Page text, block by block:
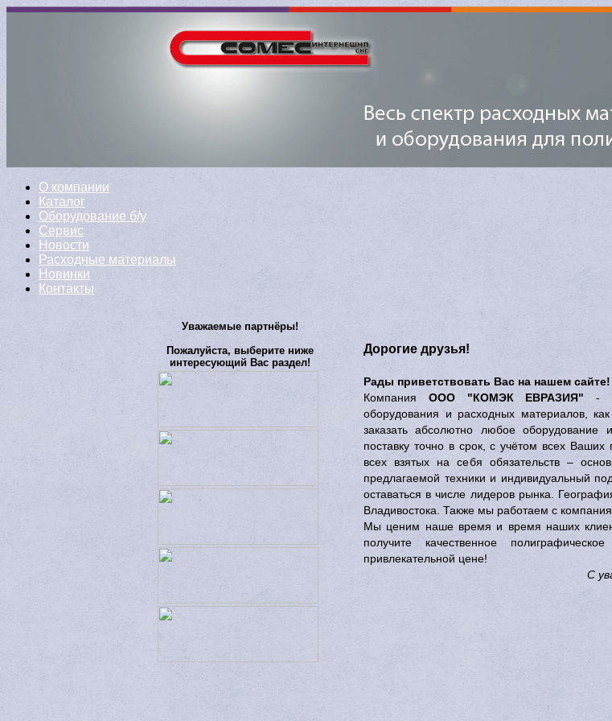
О компании
Каталог
Оборудование б/у
Сервис
Новости
Расходные материалы
Новинки
Контакты
Уважаемые партнёры!
Пожалуйста, выберите ниже
интересующий Вас раздел!
Дорогие друзья!
Рады приветствовать Вас на нашем сайте!
Компания ООО "КОМЭК ЕВРАЗИЯ" -
оборудования и расходных материалов,
заказать абсолютно любое
поставку точно в срок, с учётом всех
всех взятых на себя обязательств –
предлагаемой техники и индивидуальный
оставаться в числе лидеров рынка.
Владивостока. Также мы работаем с
Мы ценим наше время и время наших
получите качественное
привлекательной цене!
С